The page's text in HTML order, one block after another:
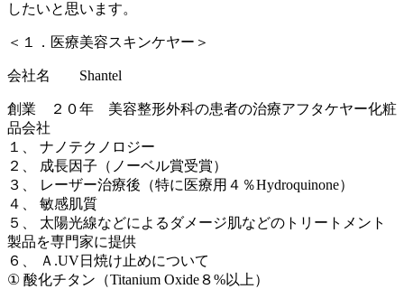
したいと思います。
＜１．医療美容スキンケヤー＞
会社名 Shantel
創業 ２０年 美容整形外科の患者の治療アフタケヤー化粧
品会社
１、 ナノテクノロジー
２、 成長因子（ノーベル賞受賞）
３、 レーザー治療後（特に医療用４％Hydroquinone）
４、 敏感肌質
５、 太陽光線などによるダメージ肌などのトリートメント
製品を専門家に提供
６、 Ａ.UV日焼け止めについて
① 酸化チタン（Titanium Oxide８%以上）